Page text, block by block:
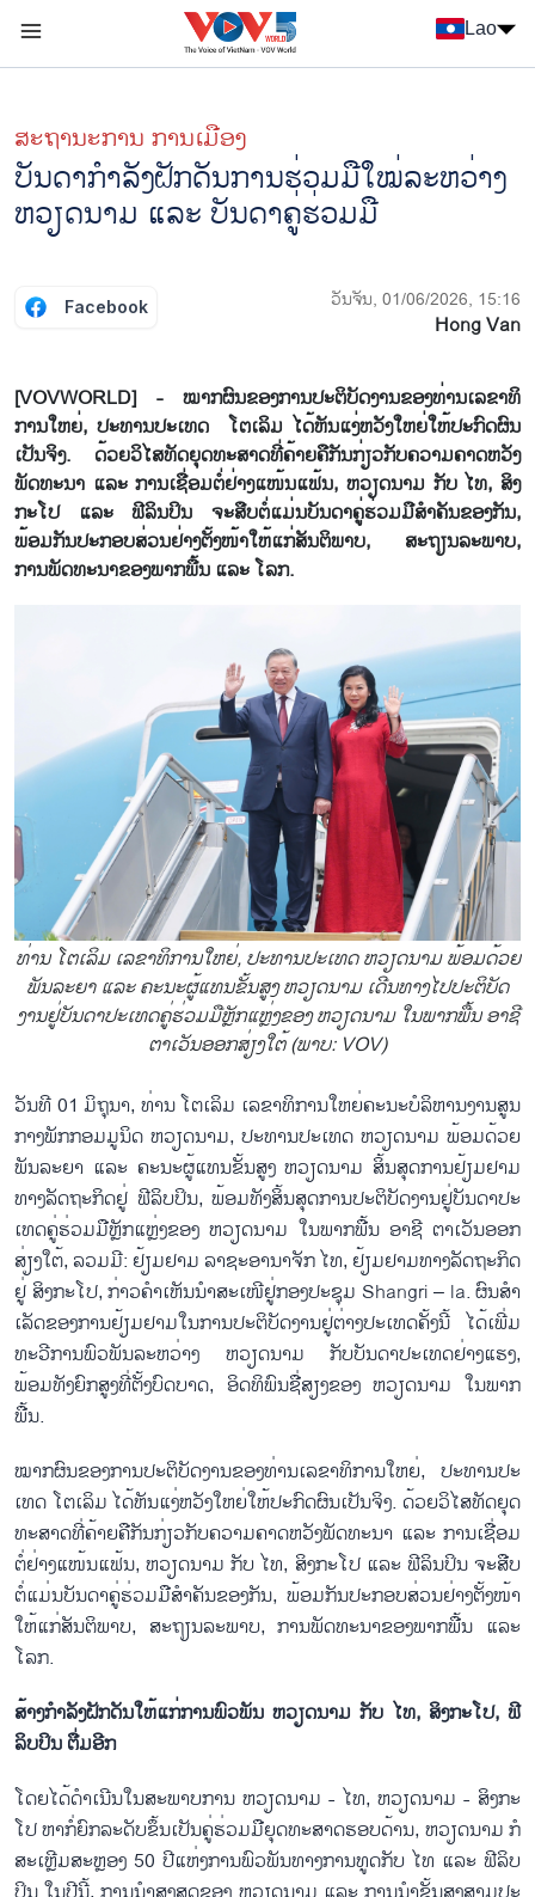
Lao
ສະຖານະການ ການເມືອງ
ບັນ​ດາ​ກຳ​ລັງ​ຝັກ​ດັນ​ການ​ຮ່ວມ​ມື​ໃໝ່​ລະ​ຫວ່າງ
ຫວຽດ​ນາມ ແລະ ບັນ​ດາ​ຄູ່​ຮ່ວມ​ມື
Facebook ວັນຈັນ, 01/06/2026, 15:16
Hong Van
[VOVWORLD] - ໝາກ​ຜົນ​ຂອງ​ການ​ປະ​ຕິ​ບັດ​ງານ​ຂອງ​ທ່ານ​ເລ​ຂາ​ທິ​
ການ​ໃຫຍ່, ປະ​ທານ​ປະ​ເທດ ໂຕ​ເລິມ ໄດ້​ຫັນ​ແງ່​ຫວັງ​ໃຫຍ່​ໃຫ້​ປະ​ກົດ​ຜົນ​
ເປັນ​ຈິງ. ດ້ວຍ​ວິ​ໄສ​ທັດ​ຍຸດ​ທະ​ສາດ​ທີ່​ຄ້າຍ​ຄື​ກັນກ່ຽວ​ກັບ​ຄວາມ​ຄາດ​ຫວັງ​
ພັດ​ທະ​ນາ ແລະ ການ​ເຊື່ອມ​ຕໍ່​ຢ່າງ​ແໜ້ນ​ແຟ້ນ, ຫວຽດ​ນາມ ກັບ ໄທ, ສິງ​
ກະ​ໂປ ແລະ ຟີ​ລິນ​ປິນ ຈະ​ສືບ​ຕໍ່​ແມ່ນ​ບັນ​ດາ​ຄູ່​ຮ່ວມ​ມື​ສຳ​ຄັນ​ຂອງ​ກັນ,
ພ້ອມ​ກັນ​ປະ​ກອບ​ສ່ວນ​ຢ່າງ​ຕັ້ງ​ໜ້າ​ໃຫ້​ແກ່​ສັນ​ຕິ​ພາບ, ສະ​ຖຽນ​ລ​ະ​ພາບ,
ການ​ພັດ​ທະ​ນາ​ຂອງ​ພາກ​ພື້ນ ແລະ ໂລກ.
ທ່ານ ໂຕ​ເລິມ ​ເລ​ຂາ​ທິ​ການ​ໃຫຍ່, ປະ​ທານ​ປະ​ເທດ ຫວຽດ​ນາມ ພ້ອມ​ດ້ວຍ​
ພັນ​ລະ​ຍາ ແລະ ຄະ​ນະ​ຜູ້​ແທນ​ຂັ້ນ​ສູງ ຫວຽດ​ນາມ ເດ​ີນ​ທາງ​ໄປ​ປະ​ຕິ​ບັດ​
ງານ​ຢູ່​ບັນ​ດາ​ປະ​ເທດຄູ່​ຮ່ວມ​ມືຫຼັກ​ແຫຼ່ງ​ຂອງ ຫວຽດ​ນາມ ໃນ​ພາກ​ພື້ນ ອາ​ຊີ
ຕາ​ເວັນ​ອອກ​ສ່ຽງ​ໃຕ້ (ພາບ: VOV)
ວັນ​ທີ 01 ມິ​ຖຸ​ນາ, ທ່ານ ໂຕ​ເລິມ ​ເລ​ຂາ​ທິ​ການ​ໃຫຍ່ຄະ​ນະ​ບໍ​ລິ​ຫານ​ງານ​ສູນ​
ກາງ​ພັກ​ກອມ​ມູນ​ິດ ຫວຽດ​ນາມ, ປະ​ທານ​ປະ​ເທດ ຫວຽດ​ນາມ ພ້ອມ​ດ້ວຍ​
ພັນ​ລະ​ຍາ ແລະ ຄະ​ນະ​ຜູ້​ແທນ​ຂັ້ນ​ສູງ ຫວຽດ​ນາມ ສິ້ນ​ສຸດ​ການ​ຢ້ຽມ​ຢາມ​
ທາງ​ລັດ​ຖະ​ກິດ​ຢູ່ ຟີ​ລິບ​ປິນ, ພ້ອມ​ທັງ​ສິ້ນ​ສຸດ​ການ​ປະ​ຕິ​ບັດ​ງານ​ຢູ່​ບັນ​ດາ​ປະ​
ເທດຄູ່​ຮ​່ວມ​ມືຫຼັກ​ແຫຼ່ງ​ຂອງ ຫວຽດ​ນາມ ໃນ​ພາກ​ພື້ນ ອາ​ຊີ ຕາ​ເວັນ​ອອກ​
ສ່ຽງ​ໃຕ້, ລວມ​ມີ: ຢ້ຽມ​ຢາມ ລາ​ຊະ​ອາ​ນາ​ຈັກ ໄທ, ຢ້ຽມ​ຢາ​ມ​ທາງ​ລັດ​ຖະ​ກິດ
ຢູ່​ ສິງ​ກະ​ໂປ, ກ່າວ​ຄຳ​ເຫັນ​ນຳ​ສະ​ເໜີ​ຢູ່ກອງ​ປະ​ຊຸມ Shangri – la. ຜົນ​ສຳ​
ເລັດ​ຂອງ​ການ​ຢ້ຽມຢາມ​ໃນ​ການ​ປະ​ຕິ​ບັດ​ງານ​ຢູ່​ຕ່າງ​ປະ​ເທດຄັ້ງ​ນີ້ ໄດ້​ເພີ່ມ​
ທະ​ວີ​ການ​ພົວ​ພັນ​ລະ​ຫວ່າງ ຫວຽດ​ນາມ ກັບ​ບັນ​ດາ​ປະ​ເທດ​ຢ່າງ​ແຮງ,
ພ້ອມ​ທັງ​ຍົກ​ສູງ​ທີ່​ຕັ້ງບົດ​ບາດ, ອິດ​ທິ​ພົນ​ຊື່​ສຽງ​ຂອງ ຫວຽດ​ນາມ ໃນ​ພາກ​
ພື້ນ.
ໝາກ​ຜົນ​ຂອງ​ການ​ປະ​ຕິ​ບັດ​ງານ​ຂອງ​ທ່ານ​ເລ​ຂາ​ທິ​ການ​ໃຫຍ່, ປະ​ທານ​ປະ​
ເທດ ໂຕ​ເລິມ ໄດ້​ຫັນ​ແງ່​ຫວັງ​ໃຫຍ່​ໃຫ້​ປະ​ກົດ​ຜົນ​ເປັນ​ຈິງ. ດ້ວຍ​ວິ​ໄສ​ທັດ​ຍຸດ​
ທະ​ສາດ​ທີ່​ຄ້າຍ​ຄື​ກັນກ່ຽວ​ກັບ​ຄວາມ​ຄາດ​ຫວັງ​ພັດ​ທະ​ນາ ແລະ ການ​ເຊື່ອມ​
ຕໍ່​ຢ່າງ​ແໜ້ນ​ແຟ້ນ, ຫວຽດ​ນາມ ກັບ ໄທ, ສິງ​ກະ​ໂປ ແລະ ຟີ​ລິນ​ປິນ ຈະ​ສືບ​
ຕໍ່​ແມ່ນ​ບັນ​ດາ​ຄູ່​ຮ່ວມ​ມື​ສຳ​ຄັນ​ຂອງ​ກັນ, ພ້ອມ​ກັນ​ປະ​ກອບ​ສ່ວນ​ຢ່າງ​ຕັ້ງ​ໜ້າ​
ໃຫ້​ແກ່​ສັນ​ຕິ​ພາບ, ສະ​ຖຽນ​ລ​ະ​ພາບ, ການ​ພັດ​ທະ​ນາ​ຂອງ​ພາກ​ພື້ນ ແລະ
ໂລກ.
ສ້າງ​ກຳ​ລັງ​ຝັກ​ດັນ​ໃຫ້​ແກ່​ການ​ພົວ​ພັນ ຫວຽດ​ນາມ ກັບ ໄທ, ສິງ​ກະ​ໂປ, ຟີ​
ລິບ​ປິນ ຕື່​ມ​ອີກ
ໂດຍ​ໄດ້​ດຳ​ເນີນ​ໃນ​ສະ​ພາບ​ການ ຫວຽດ​ນາມ - ໄທ, ຫວຽດ​ນາມ - ສິງ​ກະ​
ໂປ ຫາ​ກໍ່​ຍົກ​ລະ​ດັບ​ຂຶ້ນ​ເປັນ​ຄູ່​ຮ່ວມ​ມື​ຍຸດ​ທະ​ສາດ​ຮອບ​ດ້ານ, ຫວຽດ​ນາມ ກໍ​
ສະ​ເຫຼີມ​ສະຫຼອງ 50 ປີ​ແຫ່ງ​ການ​ພົວ​ພັນ​ທາງ​ການ​ທູດ​ກັບ​ ໄທ ແລະ ຟີ​ລິບ​